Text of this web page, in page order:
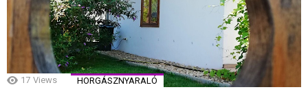
17 Views HORGÁSZNYARALÓ